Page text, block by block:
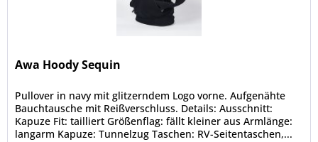
Awa Hoody Sequin
Pullover in navy mit glitzerndem Logo vorne. Aufgenähte
Bauchtausche mit Reißverschluss. Details: Ausschnitt:
Kapuze Fit: tailliert Größenflag: fällt kleiner aus Armlänge:
langarm Kapuze: Tunnelzug Taschen: RV-Seitentaschen,...